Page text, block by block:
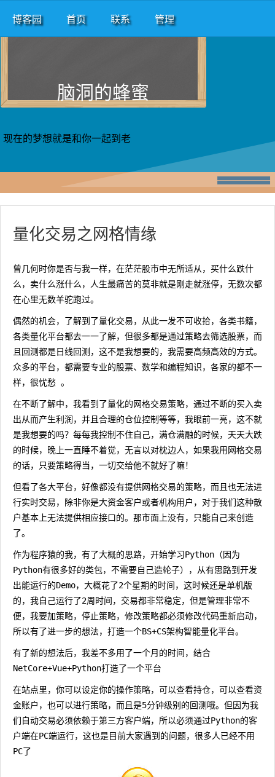
脑洞的蜂蜜
现在的梦想就是和你一起到老
博客园 首页 联系 管理
量化交易之网格情缘
曾几何时你是否与我一样，在茫茫股市中无所适从，买什么跌什
么，卖什么涨什么，人生最痛苦的莫非就是刚走就涨停，无数次都
在心里无数羊驼跑过。
偶然的机会，了解到了量化交易，从此一发不可收拾，各类书籍，
各类量化平台都去一一了解，但很多都是通过策略去筛选股票，而
且回测都是日线回测，这不是我想要的，我需要高频高效的方式。
众多的平台，都需要专业的股票、数学和编程知识，各家的都不一
样，很忧愁 。
在不断了解中，我看到了量化的网格交易策略，通过不断的买入卖
出从而产生利润，并且合理的仓位控制等等，我眼前一亮，这不就
是我想要的吗？每每我控制不住自己，满仓满融的时候，天天大跌
的时候，晚上一直睡不着觉，无言以对枕边人，如果我用网格交易
的话，只要策略得当，一切交给他不就好了嘛！
但看了各大平台，好像都没有提供网格交易的策略，而且也无法进
行实时交易，除非你是大资金客户或者机构用户，对于我们这种散
户基本上无法提供相应接口的。那市面上没有，只能自己来创造
了。
作为程序猿的我，有了大概的思路，开始学习Python（因为
Python有很多好的类包，不需要自己造轮子），从有思路到开发
出能运行的Demo，大概花了2个星期的时间，这时候还是单机版
的，我自己运行了2周时间，交易都非常稳定，但是管理非常不
便，我要加策略，停止策略，修改策略都必须修改代码重新启动，
所以有了进一步的想法，打造一个BS+CS架构智能量化平台。
有了新的想法后，我差不多用了一个月的时间，结合
NetCore+Vue+Python打造了一个平台
在站点里，你可以设定你的操作策略，可以查看持仓，可以查看资
金账户，也可以进行策略，而且是5分钟级别的回测哦。但因为我
们自动交易必须依赖于第三方客户端，所以必须通过Python的客
户端在PC端运行，这也是目前大家遇到的问题，很多人已经不用
PC了